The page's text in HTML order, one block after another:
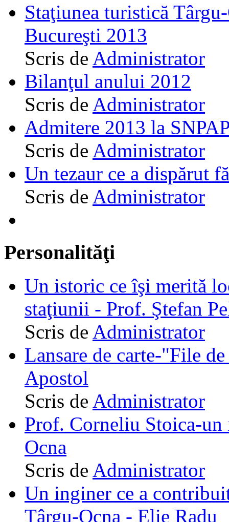
Staţiunea turistică
Bucureşti 2013
Scris de Administrator
Bilanţul anului 2012
Scris de Administrator
Admitere 2013 la
Scris de Administrator
Un tezaur ce a dispărut
Scris de Administrator
Personalităţi
Un istoric ce îşi merită
staţiunii - Prof. Ştefan
Scris de Administrator
Lansare de carte-"File
Apostol
Scris de Administrator
Prof. Corneliu Stoica-
Ocna
Scris de Administrator
Un inginer ce a
Târgu-Ocna - Elie Radu